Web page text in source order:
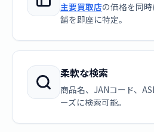
主要買取店の価格を同
舗を即座に特定。
柔軟な検索
商品名、JANコード、
ーズに検索可能。